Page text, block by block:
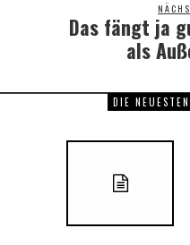
Das fängt ja
als
DIE